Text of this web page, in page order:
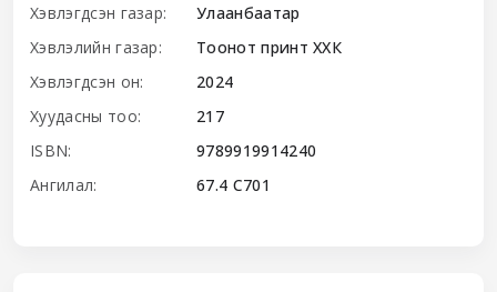
Хэвлэгдсэн газар:
Улаанбаатар
Хэвлэлийн газар:
Тоонот принт ХХК
Хэвлэгдсэн он:
2024
Хуудасны тоо:
217
ISBN:
9789919914240
Ангилал:
67.4 С701